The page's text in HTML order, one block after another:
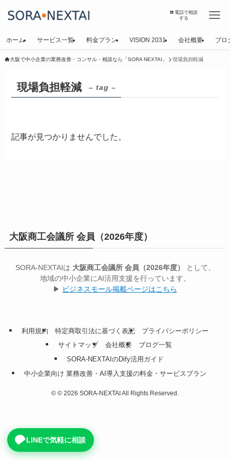
☎️電話で相談
する
ホーム サービス一覧 料金プラン VISION 2031 会社概要 ブロ
大阪で中小企業の業務改善・コンサル・相談なら「SORA NEXTAI」 現場負担軽減
現場負担軽減 – tag –
記事が見つかりませんでした。
大阪商工会議所 会員（2026年度）
SORA-NEXTAIは 大阪商工会議所 会員（2026年度）
として、
地域の中小企業にAI活用支援を行っています。
▶ ビジネスモール掲載ページはこちら
利用規約 特定商取引法に基づく表記
プライバシーポリシー
サイトマップ
会社概要
ブログ一覧
SORA-NEXTAIのDify活用ガイド
中小企業向け 業務改善・AI導入支援の料金・サービスプラン
© © 2026 SORA-NEXTAI All Rights Reserved.
LINEで気軽に相談